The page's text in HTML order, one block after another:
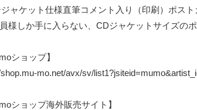
ャケット仕様直筆コメント入り（印刷）ポスト
様しか手に入らない、CDジャケットサイズの
ショップ】
mo.net/avx/sv/
moショップ海外販売サイト】